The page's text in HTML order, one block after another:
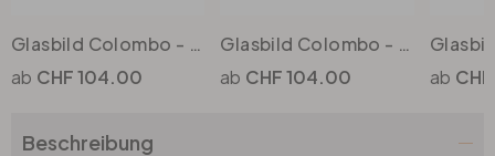
Glasbild Colombo - Am Lago Maggiore
CHF 104.00
Glasbild Colombo - Death Valley
CHF 104.00
Beschreibung